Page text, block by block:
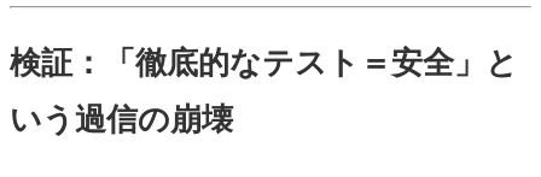
検証：「徹底的なテスト＝安全」と
いう過信の崩壊